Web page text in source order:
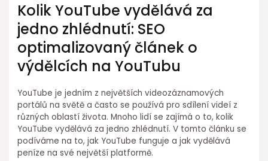
Kolik YouTube vydělává za
jedno zhlédnutí: SEO
optimalizovaný článek o
výdělcích na YouTubu
YouTube je jedním z největších videozáznamových
portálů na světě a často se používá pro sdílení videí z
různých oblastí života. Mnoho lidí se zajímá o to, kolik
YouTube vydělává za jedno zhlédnutí. V tomto článku se
podíváme na to, jak YouTube funguje a jak vydělává
peníze na své největší platformě.